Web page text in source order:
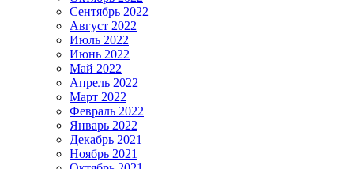
Сентябрь 2022
Август 2022
Июль 2022
Июнь 2022
Май 2022
Апрель 2022
Март 2022
Февраль 2022
Январь 2022
Декабрь 2021
Ноябрь 2021